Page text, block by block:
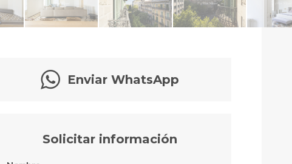
Enviar WhatsApp
Solicitar información